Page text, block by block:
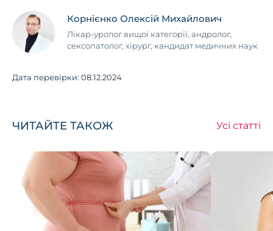
Корнієнко Олексій Михайлович
Лікар-уролог вищої категорії, андролог,
сексопатолог, хірург, кандидат медичних наук
Дата перевірки: 08.12.2024
ЧИТАЙТЕ ТАКОЖ Усі статті